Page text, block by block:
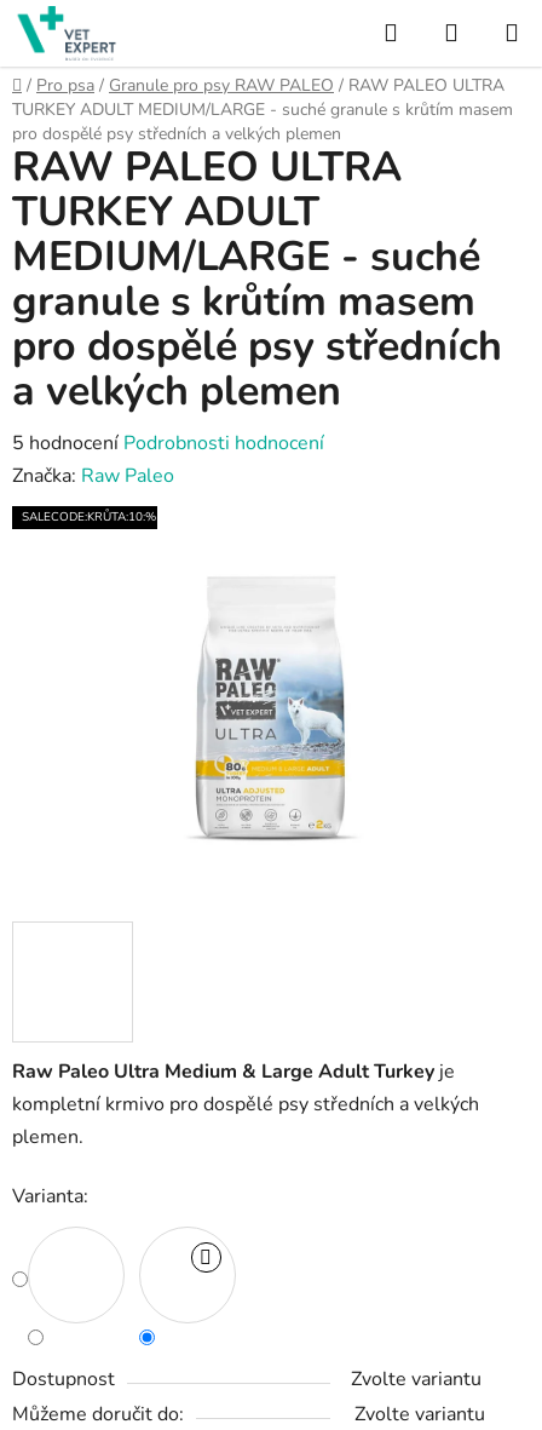
Přejít
obsah
Hledat
KOŠÍK
Domů
/ Pro psa / Granule pro psy RAW PALEO / RAW PALEO ULTRA
TURKEY ADULT MEDIUM/LARGE - suché granule s krůtím masem
pro dospělé psy středních a velkých plemen
Raw Paleo Ultra Medium & Large Adult Turkey je
kompletní krmivo pro dospělé psy středních a velkých
plemen.
Varianta:
Dostupnost
Zvolte variantu
Můžeme doručit do:
Zvolte variantu
RAW PALEO ULTRA
TURKEY ADULT
MEDIUM/LARGE - suché
granule s krůtím masem
pro dospělé psy středních
a velkých plemen
Průměrné
hodnocení
produktu
5 hodnocení Podrobnosti hodnocení
Značka: Raw Paleo
SALECODE:KRŮTA:10:%